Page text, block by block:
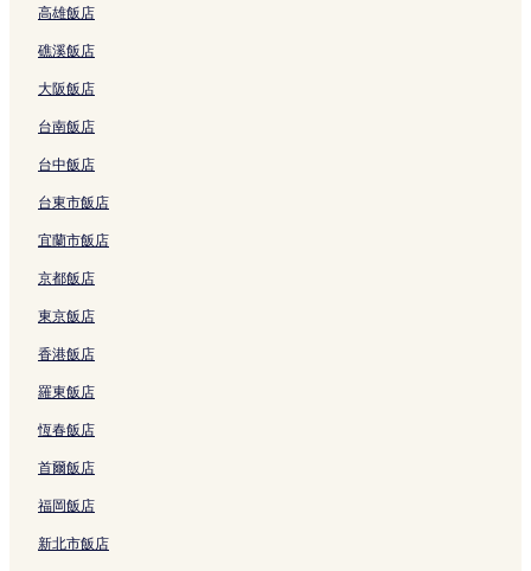
結
a
b
y
L
a
e
h
o
r
e
的
連
連
e
a
r
m
的
結
L
d
g
e
的
結
高雄飯店
礁溪飯店
大阪飯店
台南飯店
台中飯店
台東市飯店
宜蘭市飯店
京都飯店
東京飯店
香港飯店
羅東飯店
恆春飯店
首爾飯店
福岡飯店
新北市飯店